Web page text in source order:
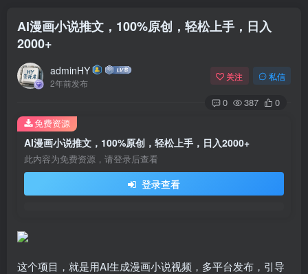
AI漫画小说推文，100%原创，轻松上手，日入
2000+
adminHY
2年前发布
关注 私信
0 387 0
AI漫画小说推文，100%原创，轻松上手，日入2000+
此内容为免费资源，请登录后查看
登录查看
免费资源
这个项目，就是用AI生成漫画小说视频，多平台发布，引导